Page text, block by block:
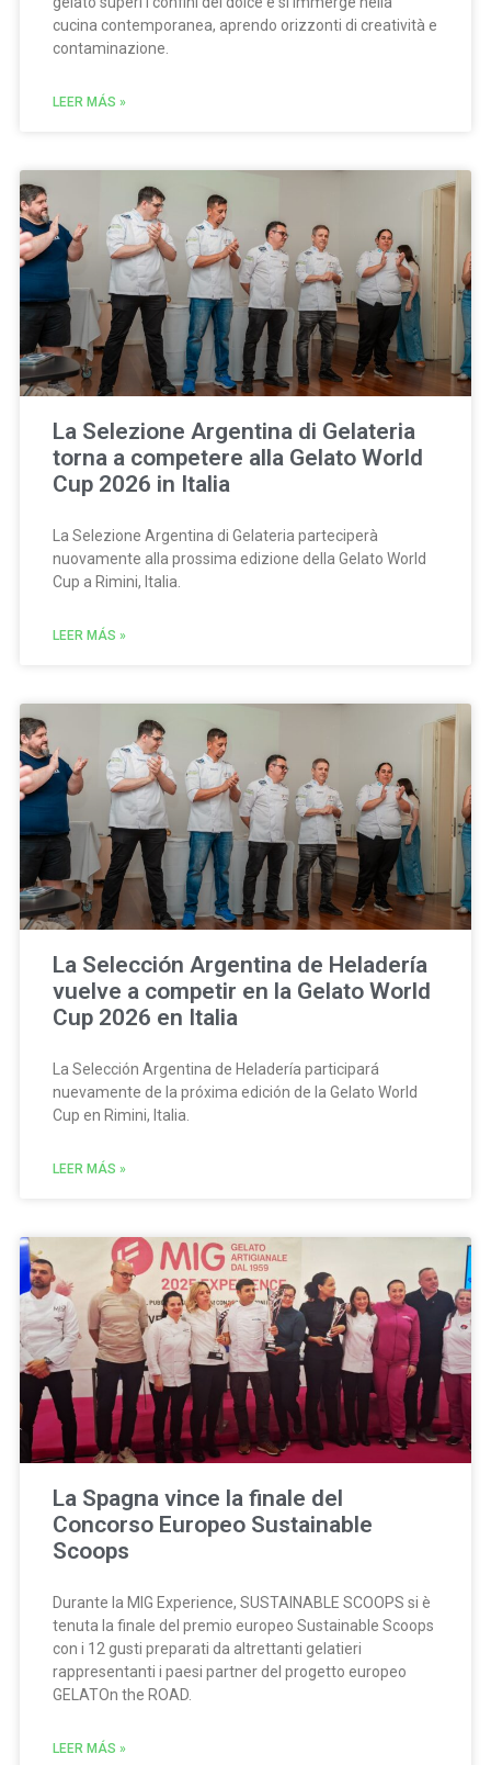
cucina contemporanea, aprendo orizzonti di creatività e
contaminazione.
LEER MÁS »
La Selezione Argentina di Gelateria
torna a competere alla Gelato World
Cup 2026 in Italia
La Selezione Argentina di Gelateria parteciperà
nuovamente alla prossima edizione della Gelato World
Cup a Rimini, Italia.
LEER MÁS »
La Selección Argentina de Heladería
vuelve a competir en la Gelato World
Cup 2026 en Italia
La Selección Argentina de Heladería participará
nuevamente de la próxima edición de la Gelato World
Cup en Rimini, Italia.
LEER MÁS »
La Spagna vince la finale del
Concorso Europeo Sustainable
Scoops
Durante la MIG Experience, SUSTAINABLE SCOOPS si è
tenuta la finale del premio europeo Sustainable Scoops
con i 12 gusti preparati da altrettanti gelatieri
rappresentanti i paesi partner del progetto europeo
GELATOn the ROAD.
LEER MÁS »